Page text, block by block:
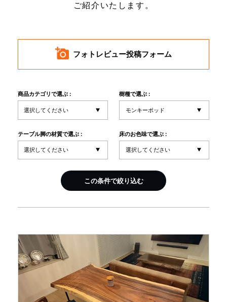
新入荷情報
INFORMATION
MOKUBA CHANNEL
よくあるご質問
ご紹介いたします。
フォトレビュー投稿フォーム
商品カテゴリで選ぶ : 樹種で選ぶ :
テーブル脚の材質で選ぶ : 床のお色味で選ぶ :
この条件で絞り込む